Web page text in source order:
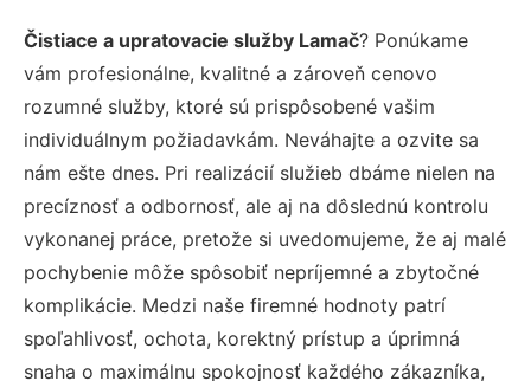
Čistiace a upratovacie služby Lamač? Ponúkame
vám profesionálne, kvalitné a zároveň cenovo
rozumné služby, ktoré sú prispôsobené vašim
individuálnym požiadavkám. Neváhajte a ozvite sa
nám ešte dnes. Pri realizácií služieb dbáme nielen na
precíznosť a odbornosť, ale aj na dôslednú kontrolu
vykonanej práce, pretože si uvedomujeme, že aj malé
pochybenie môže spôsobiť nepríjemné a zbytočné
komplikácie. Medzi naše firemné hodnoty patrí
spoľahlivosť, ochota, korektný prístup a úprimná
snaha o maximálnu spokojnosť každého zákazníka,